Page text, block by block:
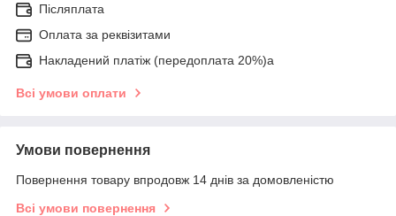
Післяплата
Оплата за реквізитами
Накладений платіж (передоплата 20%)а
Всі умови оплати
Умови повернення
Повернення товару впродовж 14 днів за домовленістю
Всі умови повернення